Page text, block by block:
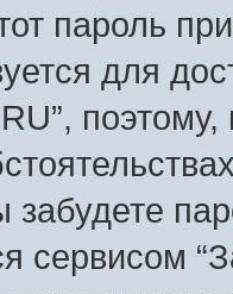
пароль
для
сервисом